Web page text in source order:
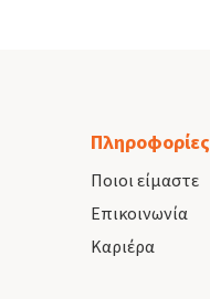
Πληροφορίες
Ποιοι είμαστε
Επικοινωνία
Καριέρα